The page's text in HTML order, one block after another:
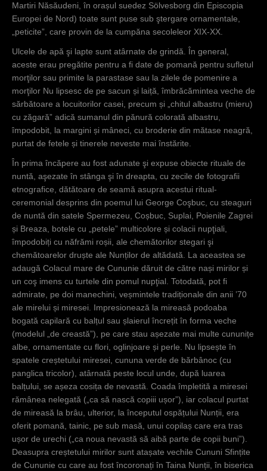
Martiri Năsăudeni, în orașul suedez Sölvesborg din Episcopia
Europei de Nord) toate sunt puse sub ştergare ornamentale,
„peticite”, care provin de la cumpăna secoleleor XIX-XX.
Ulcele de apă şi lapte sunt atârnate de grindă. În general,
aceste erau pregătite pentru a fi date de pomană pentru sufletul
morţilor sau primite la parastase sau la zilele de pomenire a
morţilor Nu lipsesc de pe sacun și laiță, îmbrăcămintea veche de
sărbătoare a locuitorilor casei, precum și „chitul albastru (mieru)
cu zăgară” adică sumanul din pănură colorată albastru,
împodobit, la margini și mâneci, cu broderie din mătase neagră,
purtat de fetele și tinerele neveste mai înstărite.
În prima încăpere au fost adunate şi expuse obiecte rituale de
nuntă, aşezate în stânga şi în dreapta, cu zecile de fotografii
etnografice, dătătoare de seamă asupra acestui ritual-
ceremonial desprins din poemul lui George Coşbuc, cu steaguri
de nuntă din satele Spermezeu, Coșbuc, Suplai, Poienile Zagrei
și Breaza, botele cu „petele” multicolore și colacii nupţiali,
împodobiți cu năfrămi roșii, ale chemătorilor stegari şi
chemătoarelor druște ale Nunților de altădată. La aceastea se
adaugă Colacul mare de Cununie dăruit de către nași mirilor și
un coş imens cu turtele din pomul nupţial. Totodată, pot fi
admirate, pe doi manechini, veșmintele tradiționale din anii ’70
ale mirelui și miresei. Impresionează la mireasă podoaba
bogată capilară cu balțul sau șlaierul încrețit în forma veche
(modelul „de creastă”), pe care stau așezate mai multe cununițe
albe, ornamentate cu flori, oglinjoare și perle. Nu lipsește în
spatele creștetului miresei, cununa verde de bărbânoc (cu
panglica tricolor), atârnată peste locul unde, după luarea
balțului, se așeza cosița de nevastă. Coada împletită a miresei
rămânea nelegată („ca să nască copiii ușor”), iar colacul purtat
de mireasă la brâu, ulterior, la începutul ospățului Nunții, era
oferit pomană, tainic, pe sub masă, unui copilaș care era tras
ușor de urechi („ca noua nevastă să aibă parte de copii buni”).
Deasupra creștetului mirilor sunt atașate vechile Cununi Sfințite
de Cununie cu care au fost încoronați în Taina Nunții, în biserica